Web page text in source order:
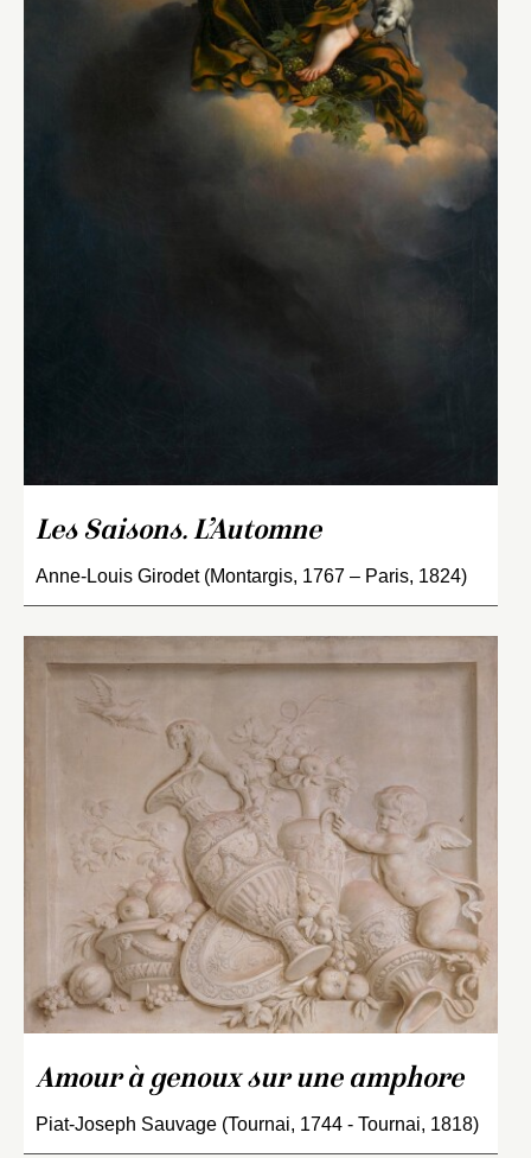
Les Saisons. L’Automne
Anne-Louis Girodet (Montargis, 1767 – Paris, 1824)
Amour à genoux sur une amphore
Piat-Joseph Sauvage (Tournai, 1744 - Tournai, 1818)